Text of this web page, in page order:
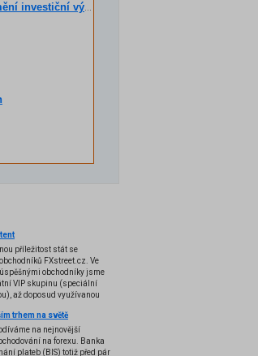
výhled?
příležitost stát se
FXstreet.cz. Ve
obchodníky jsme
VIP skupinu (speciální
až doposud využívanou
doposud úspěšně
účelům. Nyní se vám
této VIP skupiny,
know-how pro
trhem na světě
na nejnovější
na forexu. Banka
plateb (BIS) totiž před pár